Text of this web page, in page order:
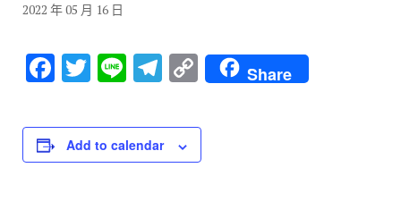
2022 年 05 月 16 日
F
c
e
T
tt
er
Li
e
T
e
gr
C
o
p
y
Share
Add to calendar